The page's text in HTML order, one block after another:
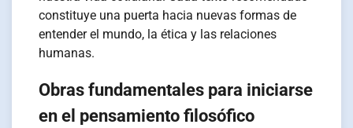
constituye una puerta hacia nuevas formas de
entender el mundo, la ética y las relaciones
humanas.
Obras fundamentales para iniciarse
en el pensamiento filosófico